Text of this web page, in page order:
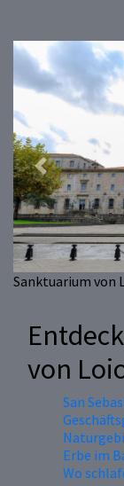
Sanktuarium von
Previous
von
San
Erbe im
Wo